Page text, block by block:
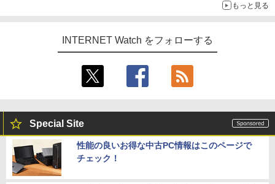
もっと見る
INTERNET Watch をフォローする
Special Site
性能の良いお得な中古PC情報はこのページで
チェック！